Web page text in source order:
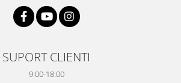
SUPORT CLIENTI
9:00-18:00